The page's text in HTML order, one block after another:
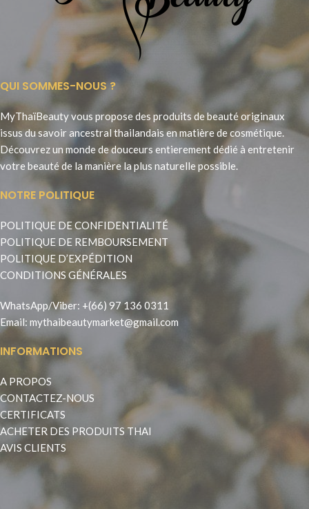
QUI SOMMES-NOUS ?
MyThaïBeauty vous propose des produits de beauté originaux
issus du savoir ancestral thailandais en matière de cosmétique.
Découvrez un monde de douceurs entierement dédié à entretenir
votre beauté de la manière la plus naturelle possible.
NOTRE POLITIQUE
POLITIQUE DE CONFIDENTIALITÉ
POLITIQUE DE REMBOURSEMENT
POLITIQUE D’EXPÉDITION
CONDITIONS GÉNÉRALES
WhatsApp/Viber: +(66) 97 136 0311
Email: mythaibeautymarket@gmail.com
INFORMATIONS
A PROPOS
CONTACTEZ-NOUS
CERTIFICATS
ACHETER DES PRODUITS THAI
AVIS CLIENTS